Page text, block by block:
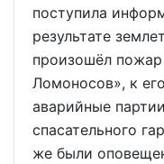
поступила
результате
произошёл
Ломоносов», к
аварийные
спасательного
же были